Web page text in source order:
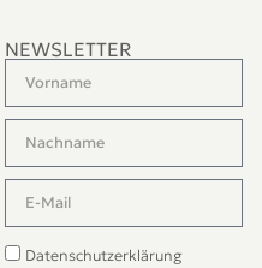
NEWSLETTER
Datenschutzerklärung